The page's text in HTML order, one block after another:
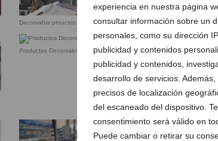
experiencia en nuestra página
consultar información sobre un
personales, como su dirección
publicidad y contenidos
publicidad y contenidos,
desarrollo de servicios.
precisos de localización
del escaneado del dispositivo.
consentimiento será válido en
Puede cambiar o retirar su
Decorxabia prouctos Decorxabia tienda
Productos Decorxabia Pinturas óleo Decorxàbia